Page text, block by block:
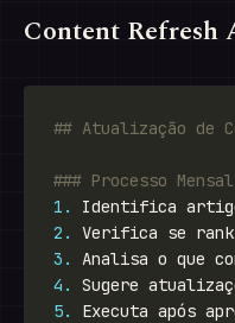
Content Refresh
1.
2.
3.
4.
5.